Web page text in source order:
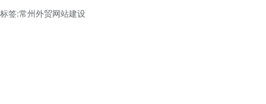
标签:常州外贸网站建设